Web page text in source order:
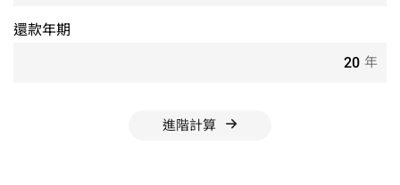
還款年期
年
進階計算